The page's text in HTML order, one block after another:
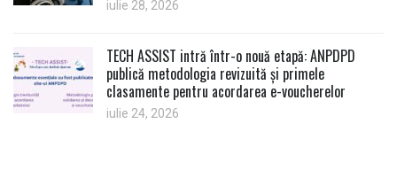
iulie 28, 2026
TECH ASSIST intră într-o nouă etapă: ANPDPD
publică metodologia revizuită și primele
clasamente pentru acordarea e-voucherelor
iulie 24, 2026